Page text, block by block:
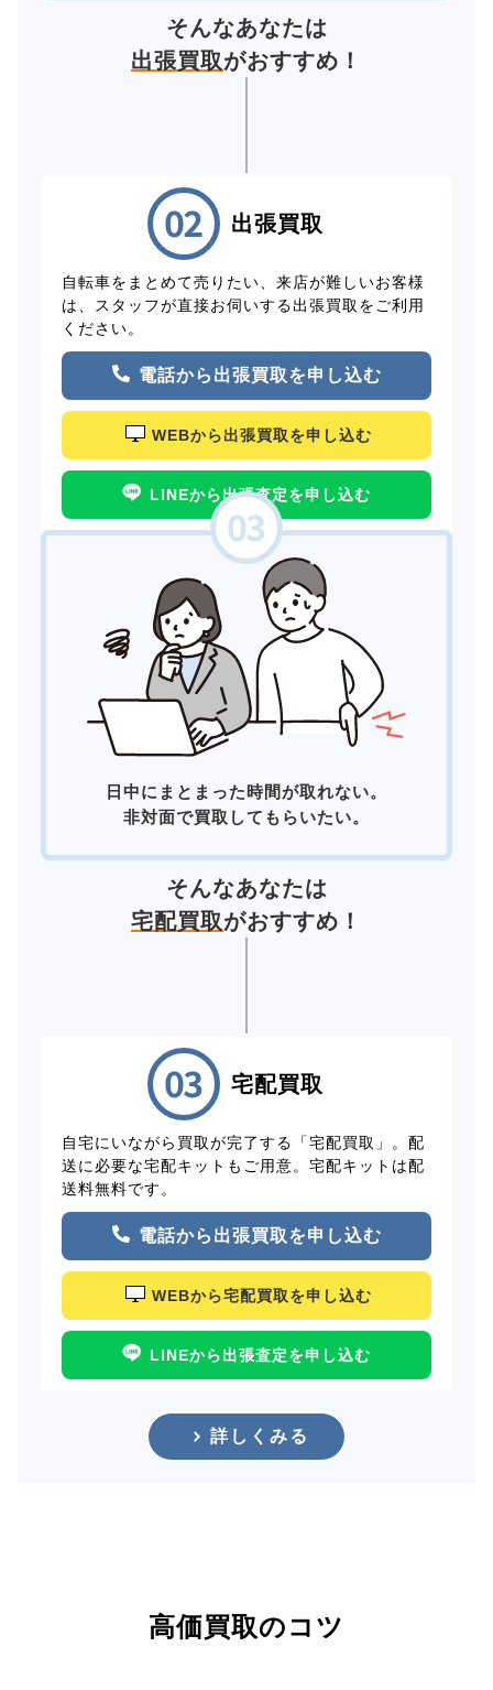
そんなあなたは
出張買取がおすすめ！
出張買取
自転車をまとめて売りたい、来店が難しいお客様
は、スタッフが直接お伺いする出張買取をご利用
ください。
電話から出張買取を申し込む
WEBから出張買取を申し込む
LINEから出張査定を申し込む
日中にまとまった時間が取れない。
非対面で買取してもらいたい。
そんなあなたは
宅配買取がおすすめ！
宅配買取
自宅にいながら買取が完了する「宅配買取」。配
送に必要な宅配キットもご用意。宅配キットは配
送料無料です。
電話から出張買取を申し込む
WEBから宅配買取を申し込む
LINEから出張査定を申し込む
詳しくみる
高価買取のコツ